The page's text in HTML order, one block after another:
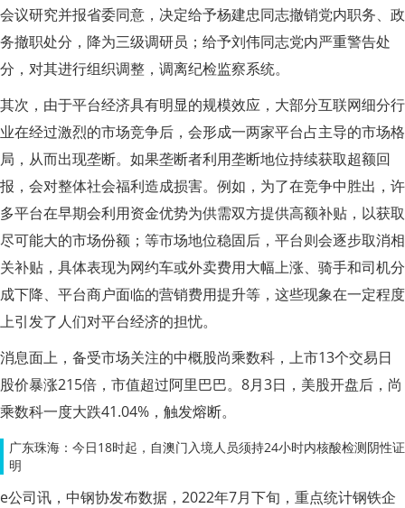
会议研究并报省委同意，决定给予杨建忠同志撤销党内职务、政
务撤职处分，降为三级调研员；给予刘伟同志党内严重警告处
分，对其进行组织调整，调离纪检监察系统。
其次，由于平台经济具有明显的规模效应，大部分互联网细分行
业在经过激烈的市场竞争后，会形成一两家平台占主导的市场格
局，从而出现垄断。如果垄断者利用垄断地位持续获取超额回
报，会对整体社会福利造成损害。例如，为了在竞争中胜出，许
多平台在早期会利用资金优势为供需双方提供高额补贴，以获取
尽可能大的市场份额；等市场地位稳固后，平台则会逐步取消相
关补贴，具体表现为网约车或外卖费用大幅上涨、骑手和司机分
成下降、平台商户面临的营销费用提升等，这些现象在一定程度
上引发了人们对平台经济的担忧。
消息面上，备受市场关注的中概股尚乘数科，上市13个交易日
股价暴涨215倍，市值超过阿里巴巴。8月3日，美股开盘后，尚
乘数科一度大跌41.04%，触发熔断。
广东珠海：今日18时起，自澳门入境人员须持24小时内核酸检测阴性证
明
e公司讯，中钢协发布数据，2022年7月下旬，重点统计钢铁企